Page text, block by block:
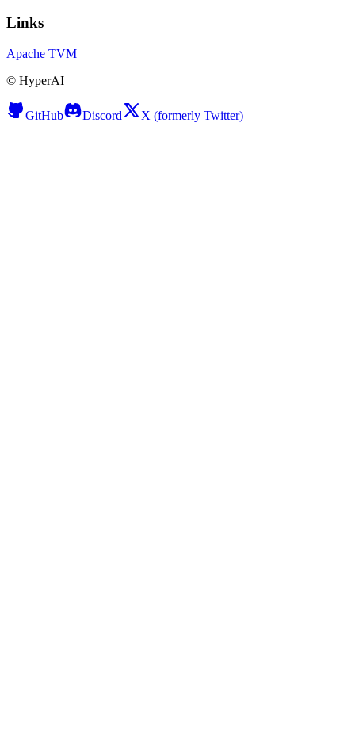
Links
Apache TVM
© HyperAI
GitHub Discord X (formerly Twitter)